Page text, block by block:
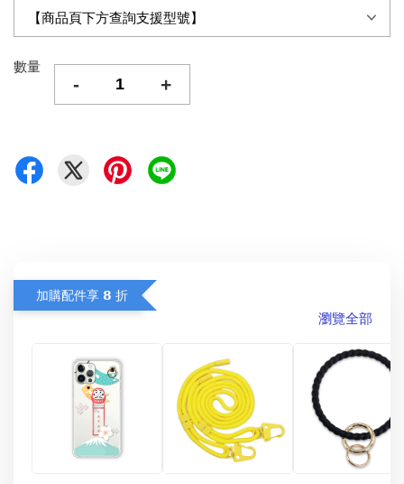
數量
- +
加購配件享 𝟴 折
瀏覽全部